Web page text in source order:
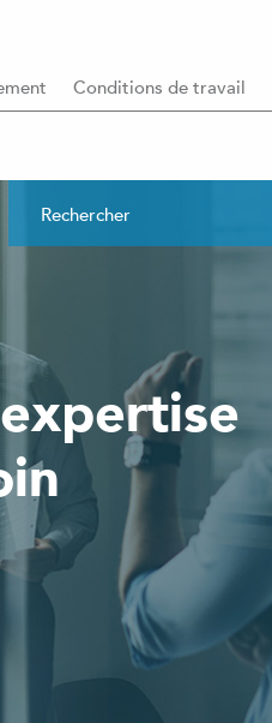
Conditions de travail